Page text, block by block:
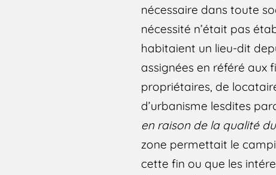
nécessaire dans toute
nécessité n’était pas
habitaient un lieu-dit
assignées en référé aux
propriétaires, de
d’urbanisme lesdites
en raison de la qualité
zone permettait le
cette fin ou que les